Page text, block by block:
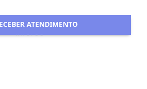
ATENDIMENTO